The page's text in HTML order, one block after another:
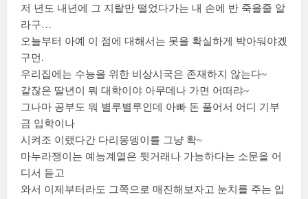
저 년도 내년에 그 지랄만 떨었다가는 내 손에 반 죽을줄 알
라구…
오늘부터 아예 이 점에 대해서는 못을 확실하게 박아둬야겠
구먼.
우리집에는 수능을 위한 비상시국은 존재하지 않는다~
같잖은 딸년이 뭐 대학이야 아무데나 가면 어떠랴~
그나마 공부도 뭐 별루별루인데 아빠 돈 풀어서 어디 기부
금 입학이나
시켜조 이랬다간 다리몽뎅이를 그냥 확~
마누라쟁이는 예능계열은 뒷거래나 가능하다는 소문을 어
디서 듣고
와서 이제부터라도 그쪽으로 매진해보자고 눈치를 주는 입